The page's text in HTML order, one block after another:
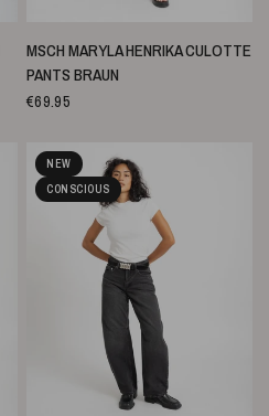
SCHNELLANSICHT
MSCH MARYLA HENRIKA CULOTTE
PANTS BRAUN
€69.95
NEW
CONSCIOUS